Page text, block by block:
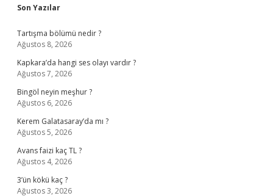
Sidebar
Son Yazılar
Tartışma bölümü nedir ?
Ağustos 8, 2026
Kapkara’da hangi ses olayı vardır ?
Ağustos 7, 2026
Bingöl neyin meşhur ?
Ağustos 6, 2026
Kerem Galatasaray’da mı ?
Ağustos 5, 2026
Avans faizi kaç TL ?
Ağustos 4, 2026
3’ün kökü kaç ?
Ağustos 3, 2026